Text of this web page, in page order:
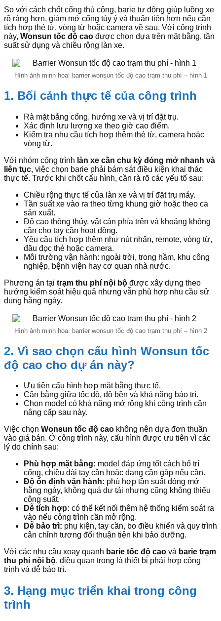
So với cách chốt cổng thủ công, barie tự động giúp luồng xe
rõ ràng hơn, giảm mở cổng tùy ý và thuận tiện hơn nếu cần
tích hợp thẻ từ, vòng từ hoặc camera về sau. Với công trình
này, Wonsun tốc độ cao được chọn dựa trên mặt bằng, tần
suất sử dụng và chiều rộng làn xe.
Hình ảnh minh họa: barrier wonsun tốc độ cao trạm thu phí – hình 1
1. Bối cảnh thực tế của công trình
Rà mặt bằng cổng, hướng xe và vị trí đặt trụ.
Xác định lưu lượng xe theo giờ cao điểm.
Kiểm tra nhu cầu tích hợp thêm thẻ từ, camera hoặc
vòng từ.
Với nhóm công trình làn xe cần chu kỳ đóng mở nhanh và
liên tục, việc chọn barie phải bám sát điều kiện khai thác
thực tế. Trước khi chốt cấu hình, cần rà rõ các yếu tố sau:
Chiều rộng thực tế của làn xe và vị trí đặt trụ máy.
Tần suất xe vào ra theo từng khung giờ hoặc theo ca
sản xuất.
Độ cao thông thủy, vật cản phía trên và khoảng không
cần cho tay cần hoạt động.
Yêu cầu tích hợp thêm như nút nhấn, remote, vòng từ,
đầu đọc thẻ hoặc camera.
Môi trường vận hành: ngoài trời, trong hầm, khu công
nghiệp, bệnh viện hay cơ quan nhà nước.
Phương án tại trạm thu phí nội bộ được xây dựng theo
hướng kiểm soát hiệu quả nhưng vẫn phù hợp nhu cầu sử
dụng hằng ngày.
Hình ảnh minh họa: barrier wonsun tốc độ cao trạm thu phí – hình 2
2. Vì sao chọn cấu hình Wonsun tốc
độ cao cho dự án này?
Ưu tiên cấu hình hợp mặt bằng thực tế.
Cân bằng giữa tốc độ, độ bền và khả năng bảo trì.
Chọn model có khả năng mở rộng khi công trình cần
nâng cấp sau này.
Việc chọn Wonsun tốc độ cao không nên dựa đơn thuần
vào giá bán. Ở công trình này, cấu hình được ưu tiên vì các
lý do chính sau:
Phù hợp mặt bằng: model đáp ứng tốt cách bố trí
cổng, chiều dài tay cần hoặc dạng cần gập nếu cần.
Độ ổn định vận hành: phù hợp tần suất đóng mở
hằng ngày, không quá dư tải nhưng cũng không thiếu
công suất.
Dễ tích hợp: có thể kết nối thêm hệ thống kiểm soát ra
vào nếu công trình cần mở rộng.
Dễ bảo trì: phụ kiện, tay cần, bo điều khiển và quy trình
cân chỉnh tương đối thuận tiện khi bảo dưỡng.
Với các nhu cầu xoay quanh barie tốc độ cao và barie trạm
thu phí nội bộ, điều quan trọng là thiết bị phải hợp công
trình và dễ bảo trì.
3. Hạng mục triển khai trong công
trình